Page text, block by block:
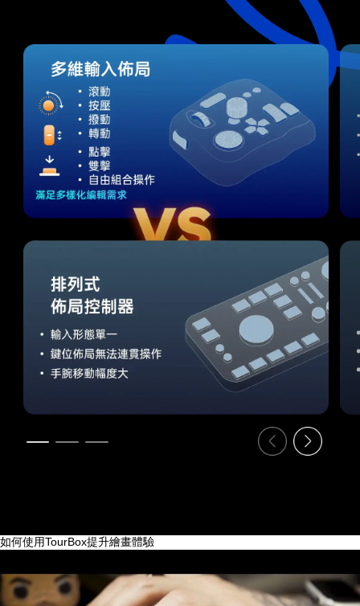
如何使用TourBox提升繪畫體驗